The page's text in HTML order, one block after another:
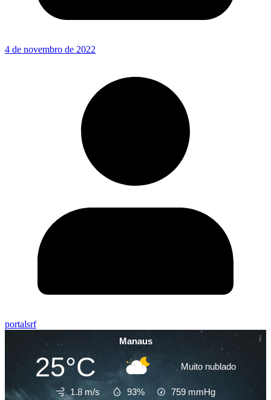
4 de novembro de 2022
portalsrf
Manaus
25°C Muito nublado
1.8 m/s 93% 759 mmHg